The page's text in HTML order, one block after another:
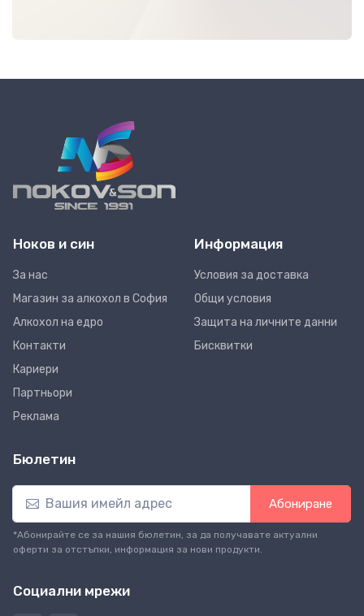
Ноков и син
За нас
Магазин за алкохол в София
Алкохол на едро
Контакти
Кариери
Партньори
Реклама
Информация
Условия за доставка
Общи условия
Защита на личните данни
Бисквитки
Бюлетин
Абониране
*Абонирайте се за нашия бюлетин, за да получавате актуални
оферти за отстъпки, информация за нови продукти.
Социални мрежи